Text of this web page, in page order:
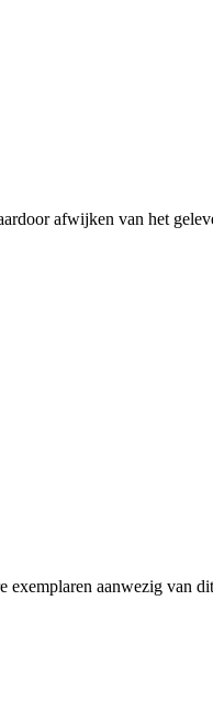
afwijken van het
aanwezig van dit